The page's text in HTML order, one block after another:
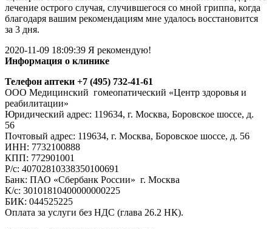
лечение острого случая, случившегося со мной гриппа, когда
благодаря вашим рекомендациям мне удалось восстановится
за 3 дня.
2020-11-09 18:09:39 Я рекомендую!
Информация о клинике
Телефон аптеки +7 (495) 732-41-61
ООО Медицинский гомеопатический «Центр здоровья и
реабилитации»
Юридический адрес: 119634, г. Москва, Боровское шоссе, д.
56
Почтовый адрес: 119634, г. Москва, Боровское шоссе, д. 56
ИНН: 7732100888
КПП: 772901001
Р/с: 40702810338350100691
Банк: ПАО «Сбербанк России» г. Москва
К/с: 30101810400000000225
БИК: 044525225
Оплата за услуги без НДС (глава 26.2 НК).